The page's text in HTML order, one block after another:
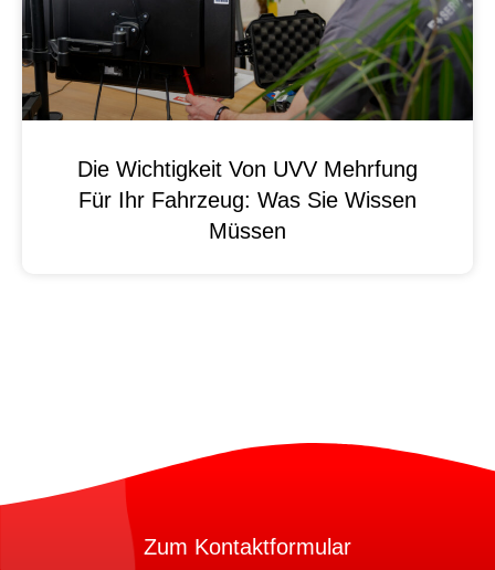
Die Wichtigkeit Von UVV Mehrfung
Für Ihr Fahrzeug: Was Sie Wissen
Müssen
Zum Kontaktformular